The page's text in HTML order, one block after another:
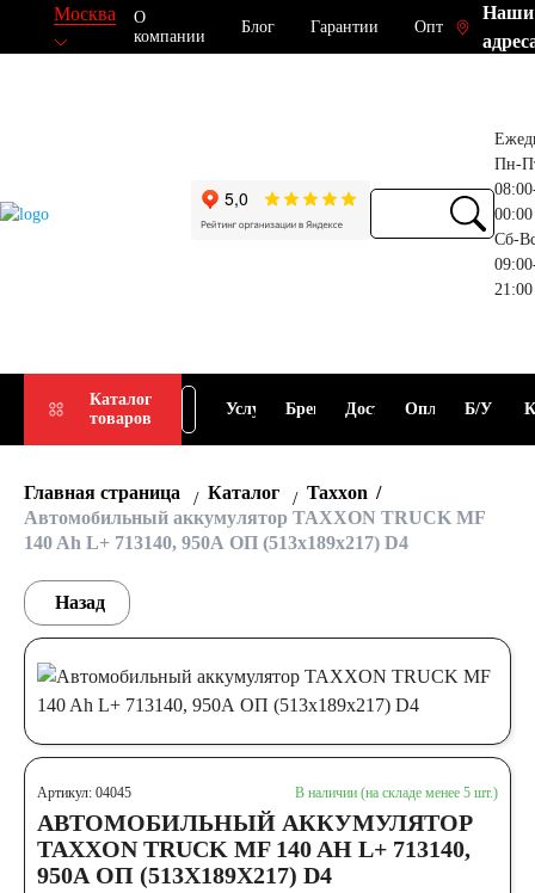
Москва
О
компании
Блог Гарантии Опт
Наши
Пн-
00:00
Сб-
21:00
Каталог
товаров
Подбор
АКБ
Услуги Бренды ДоставкаОплата Б/У
Главная страница Каталог
Taxxon
Автомобильный аккумулятор TAXXON TRUCK MF
140 Ah L+ 713140, 950А ОП (513x189x217) D4
Назад
Артикул: 04045 В наличии (на складе менее 5 шт.)
АВТОМОБИЛЬНЫЙ АККУМУЛЯТОР
TAXXON TRUCK MF 140 AH L+ 713140,
950А ОП (513X189X217) D4